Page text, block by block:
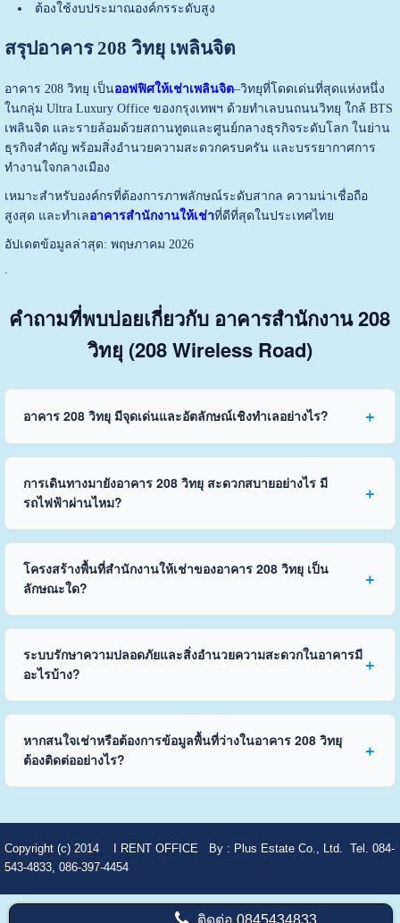
ต้องใช้งบประมาณองค์กรระดับสูง
สรุปอาคาร 208 วิทยุ เพลินจิต
อาคาร 208 วิทยุ เป็นออฟฟิศให้เช่าเพลินจิต–วิทยุที่โดดเด่นที่สุดแห่งหนึ่ง
ในกลุ่ม Ultra Luxury Office ของกรุงเทพฯ ด้วยทำเลบนถนนวิทยุ ใกล้ BTS
เพลินจิต และรายล้อมด้วยสถานทูตและศูนย์กลางธุรกิจระดับโลก ในย่าน
ธุรกิจสำคัญ พร้อมสิ่งอำนวยความสะดวกครบครัน และบรรยากาศการ
ทำงานใจกลางเมือง
เหมาะสำหรับองค์กรที่ต้องการภาพลักษณ์ระดับสากล ความน่าเชื่อถือ
สูงสุด และทำเลอาคารสำนักงานให้เช่าที่ดีที่สุดในประเทศไทย
อัปเดตข้อมูลล่าสุด: พฤษภาคม 2026
คำถามที่พบบ่อยเกี่ยวกับ อาคารสำนักงาน 208
วิทยุ (208 Wireless Road)
อาคาร 208 วิทยุ มีจุดเด่นและอัตลักษณ์เชิงทำเลอย่างไร?
การเดินทางมายังอาคาร 208 วิทยุ สะดวกสบายอย่างไร มี
รถไฟฟ้าผ่านไหม?
โครงสร้างพื้นที่สำนักงานให้เช่าของอาคาร 208 วิทยุ เป็น
ลักษณะใด?
ระบบรักษาความปลอดภัยและสิ่งอำนวยความสะดวกในอาคารมี
อะไรบ้าง?
หากสนใจเช่าหรือต้องการข้อมูลพื้นที่ว่างในอาคาร 208 วิทยุ
ต้องติดต่ออย่างไร?
Copyright (c) 2014 I RENT OFFICE By : Plus Estate Co., Ltd. Tel. 084-
543-4833, 086-397-4454
ติดต่อ0845434833